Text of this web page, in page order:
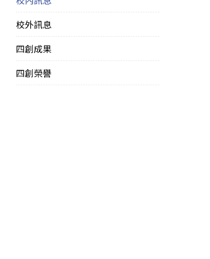
校外訊息
四創成果
四創榮譽